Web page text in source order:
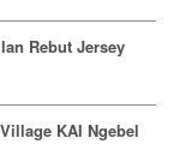
Rebut Jersey
KAI Ngebel